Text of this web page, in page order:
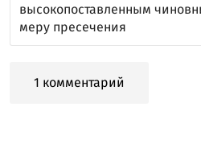
высокопоставленным
меру пресечения
1 комментарий